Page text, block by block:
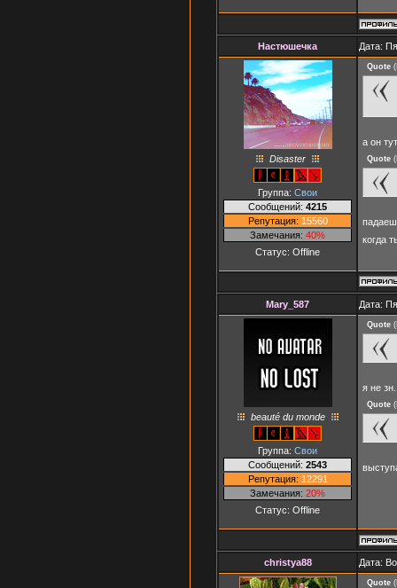
Настюшечка Дата:
Disaster
Группа: Свои
Сообщений: 4215
Репутация: 15560
Замечания: 40%
Статус: Offline
Quote (
а он
Quote (
когда
Mary_587 Дата:
beauté du monde
Группа: Свои
Сообщений: 2543
Репутация: 12291
Замечания: 20%
Статус: Offline
Quote (
я не
Quote (
christya88 Дата:
Quote (